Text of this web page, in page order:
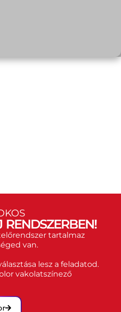
tartalmaz
van.
lesz a feladatod.
vakolatszínező